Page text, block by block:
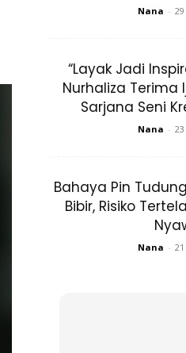
Nana -
“Layak Jadi
Nurhaliza Terima
Sarjana Seni
Nana -
Bahaya Pin
Bibir, Risiko
Nana -